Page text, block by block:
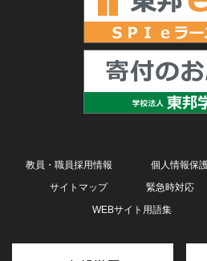
教員・職員採用情報 個人情報保
サイトマップ
緊急時対応
WEBサイト用語集